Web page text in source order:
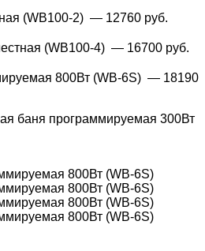
(WB100-2) — 12760 руб.
(WB100-4) — 16700 руб.
800Вт (WB-6S) — 18190
баня программируемая 300Вт